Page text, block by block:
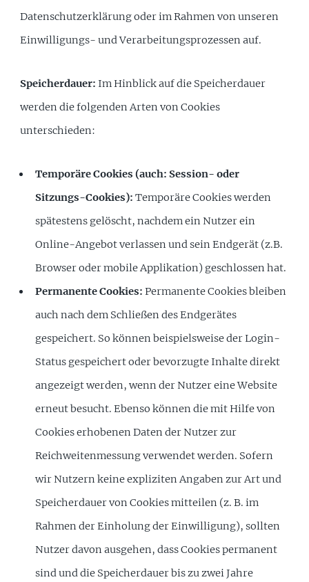
Datenschutzerklärung oder im Rahmen von unseren
Einwilligungs- und Verarbeitungsprozessen auf.
Speicherdauer: Im Hinblick auf die Speicherdauer
werden die folgenden Arten von Cookies
unterschieden:
Temporäre Cookies (auch: Session- oder
Sitzungs-Cookies): Temporäre Cookies werden
spätestens gelöscht, nachdem ein Nutzer ein
Online-Angebot verlassen und sein Endgerät (z.B.
Browser oder mobile Applikation) geschlossen hat.
Permanente Cookies: Permanente Cookies bleiben
auch nach dem Schließen des Endgerätes
gespeichert. So können beispielsweise der Login-
Status gespeichert oder bevorzugte Inhalte direkt
angezeigt werden, wenn der Nutzer eine Website
erneut besucht. Ebenso können die mit Hilfe von
Cookies erhobenen Daten der Nutzer zur
Reichweitenmessung verwendet werden. Sofern
wir Nutzern keine expliziten Angaben zur Art und
Speicherdauer von Cookies mitteilen (z. B. im
Rahmen der Einholung der Einwilligung), sollten
Nutzer davon ausgehen, dass Cookies permanent
sind und die Speicherdauer bis zu zwei Jahre